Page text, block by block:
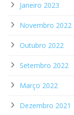
Janeiro 2023
Novembro 2022
Outubro 2022
Setembro 2022
Março 2022
Dezembro 2021